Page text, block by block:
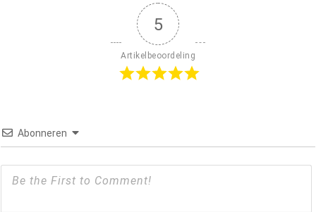
5
Artikelbeoordeling
Abonneren